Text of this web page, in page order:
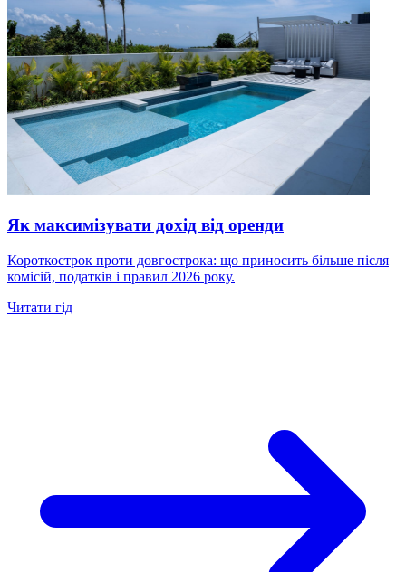
Як максимізувати дохід від оренди
Короткострок проти довгострока: що приносить більше після
комісій, податків і правил 2026 року.
Читати гід